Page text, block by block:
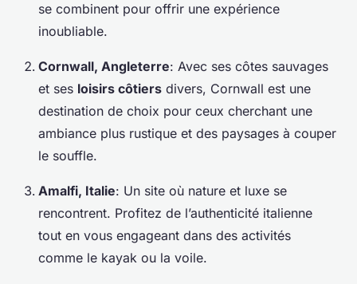
se combinent pour offrir une expérience
inoubliable.
Cornwall, Angleterre: Avec ses côtes sauvages
et ses loisirs côtiers divers, Cornwall est une
destination de choix pour ceux cherchant une
ambiance plus rustique et des paysages à couper
le souffle.
Amalfi, Italie: Un site où nature et luxe se
rencontrent. Profitez de l’authenticité italienne
tout en vous engageant dans des activités
comme le kayak ou la voile.